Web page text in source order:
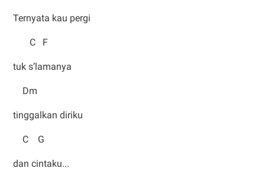
Ternyata kau pergi
C F
tuk s’lamanya
Dm
tinggalkan diriku
C G
dan cintaku...